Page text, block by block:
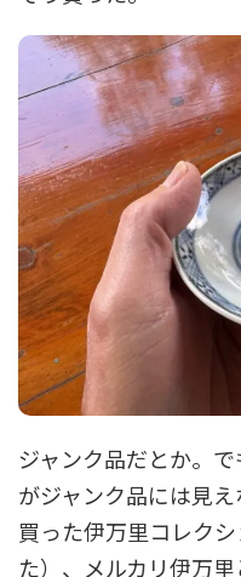
ジャンク品だとか。
がジャンク品には見
買った伊万里コレク
た）、メルカリ伊万